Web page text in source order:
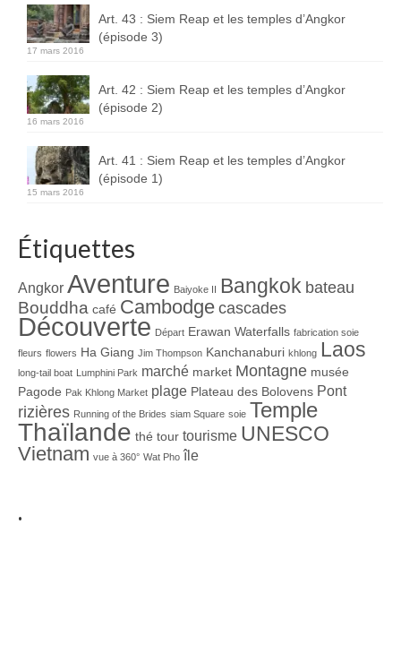
Art. 43 : Siem Reap et les temples d’Angkor
(épisode 3)
17 mars 2016
Art. 42 : Siem Reap et les temples d’Angkor
(épisode 2)
16 mars 2016
Art. 41 : Siem Reap et les temples d’Angkor
(épisode 1)
15 mars 2016
Étiquettes
Angkor Aventure Baiyoke II Bangkok bateau
Bouddha café Cambodge cascades
Découverte Départ Erawan Waterfalls fabrication soie
fleurs flowers Ha Giang Jim Thompson Kanchanaburi khlong Laos
long-tail boat Lumphini Park marché market Montagne musée
Pagode Pak Khlong Market plage Plateau des Bolovens Pont
rizières Running of the Brides siam Square soie Temple
Thaïlande thé tour tourisme UNESCO
Vietnam vue à 360° Wat Pho île
.